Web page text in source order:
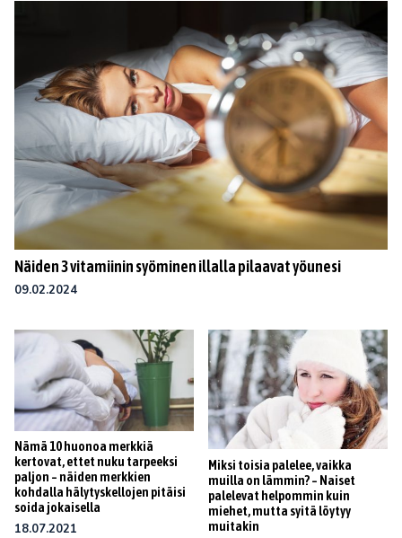
Näiden 3 vitamiinin syöminen illalla pilaavat yöunesi
09.02.2024
Nämä 10 huonoa merkkiä
kertovat, ettet nuku tarpeeksi
paljon – näiden merkkien
kohdalla hälytyskellojen pitäisi
soida jokaisella
18.07.2021
Miksi toisia palelee, vaikka
muilla on lämmin? – Naiset
palelevat helpommin kuin
miehet, mutta syitä löytyy
muitakin